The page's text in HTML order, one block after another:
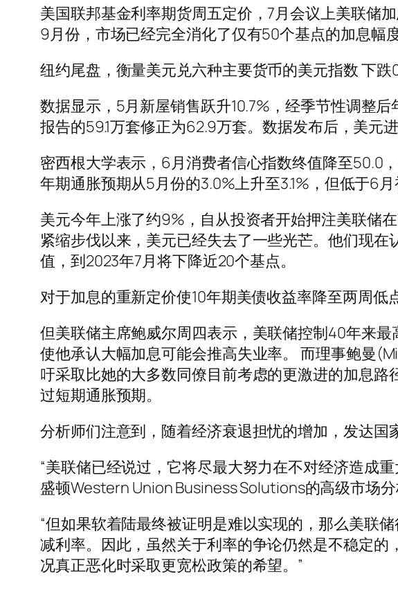
美国联邦基金利率期货周五定价，7月会议上美联储
9月份，市场已经完全消化了仅有50个基点的加息幅度
纽约尾盘，衡量美元兑六种主要货币的美元指数 下跌
数据显示，5月新屋销售跃升10.7%，经季节性调整
报告的59.1万套修正为62.9万套。数据发布后，美元进
密西根大学表示，6月消费者信心指数终值降至50.0
年期通胀预期从5月份的3.0%上升至3.1%，但低于6月
美元今年上涨了约9%，自从投资者开始押注美联储
紧缩步伐以来，美元已经失去了一些光芒。他们现
值，到2023年7月将下降近20个基点。
对于加息的重新定价使10年期美债收益率降至两周低
但美联储主席鲍威尔周四表示，美联储控制40年来最
使他承认大幅加息可能会推高失业率。 而理事鲍曼
吁采取比她的大多数同僚目前考虑的更激进的加息
过短期通胀预期。
分析师们注意到，随着经济衰退担忧的增加，发达国
“美联储已经说过，它将尽最大努力在不对经济造成
盛顿Western Union Business Solutions的高级市场分
“但如果软着陆最终被证明是难以实现的，那么美联
减利率。因此，虽然关于利率的争论仍然是不稳定
况真正恶化时采取更宽松政策的希望。”